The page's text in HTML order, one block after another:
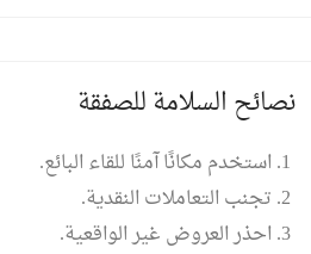
نصائح السلامة للصفقة
استخدم مكانًا آمنًا للقاء البائع.
تجنب التعاملات النقدية.
احذر العروض غير الواقعية.